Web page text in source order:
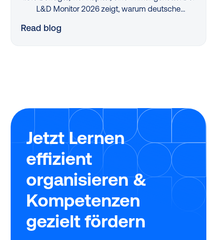
L&D Monitor 2026 zeigt, warum deutsche
kaum messbaren Impact erzielen – und wo der
Read blog
Jetzt Lernen
effizient
organisieren &
Kompetenzen
gezielt fördern